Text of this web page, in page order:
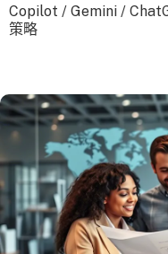
Copilot / Gemini /
策略